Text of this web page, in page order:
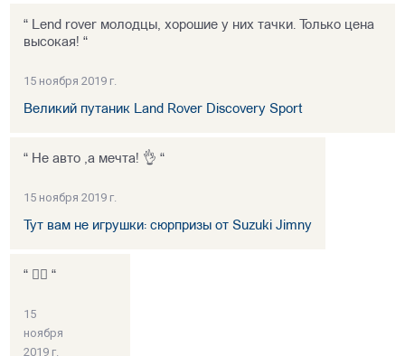
“ Lend rover молодцы, хорошие у них тачки. Только цена
высокая! “
15 ноября 2019 г.
Великий путаник Land Rover Discovery Sport
“ Не авто ,а мечта! 👌 “
15 ноября 2019 г.
Тут вам не игрушки: сюрпризы от Suzuki Jimny
“ 👍🏻 “
15
ноября
2019 г.